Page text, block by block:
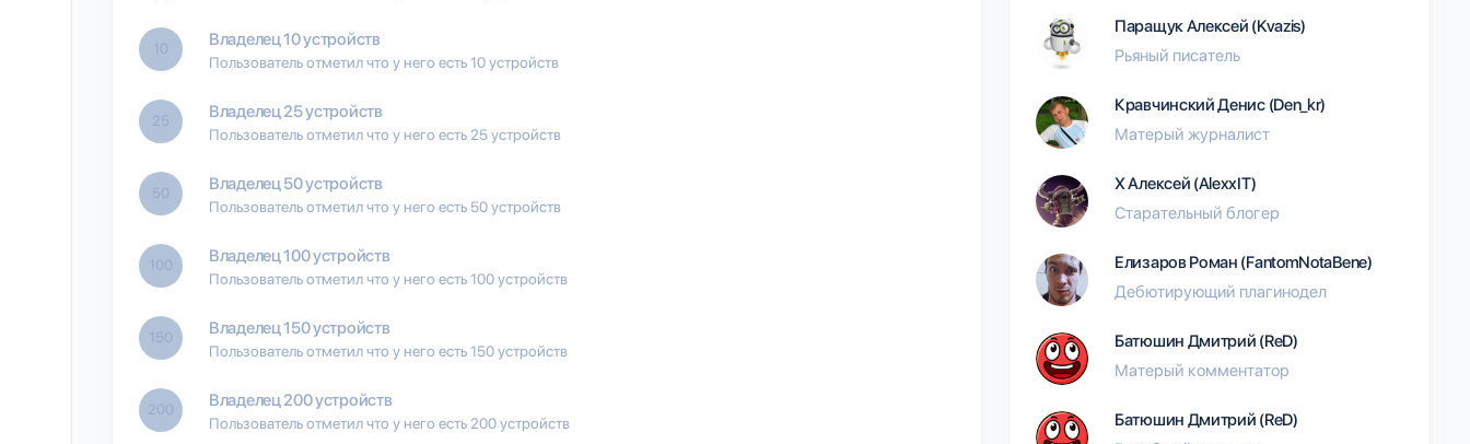
10 Владелец 10 устройств
Пользователь отметил что у него есть 10 устройств
25 Владелец 25 устройств
Пользователь отметил что у него есть 25 устройств
50 Владелец 50 устройств
Пользователь отметил что у него есть 50 устройств
100 Владелец 100 устройств
Пользователь отметил что у него есть 100 устройств
150 Владелец 150 устройств
Пользователь отметил что у него есть 150 устройств
200 Владелец 200 устройств
Пользователь отметил что у него есть 200 устройств
Паращук Алексей (Kvazis)
Рьяный писатель
Кравчинский Денис (Den_kr)
Матерый журналист
Х Алексей (AlexxIT)
Старательный блогер
Елизаров Роман (FantomNotaBene)
Дебютирующий плагинодел
Батюшин Дмитрий (ReD)
Матерый комментатор
Батюшин Дмитрий (ReD)